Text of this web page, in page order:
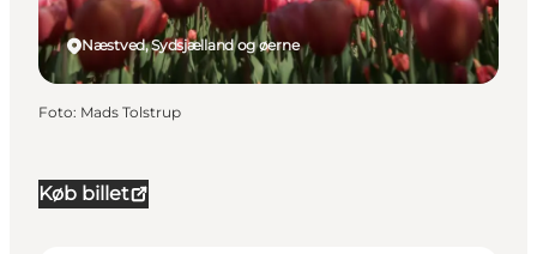
Køb billet
Næstved, Sydsjælland og øerne
Foto: Mads Tolstrup